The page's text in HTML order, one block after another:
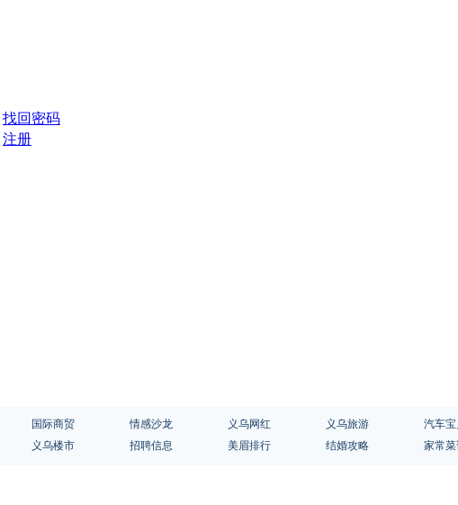
找回密码
注册
国际商贸 情感沙龙 义乌网红 义乌旅游 汽车宝
义乌楼市 招聘信息 美眉排行 结婚攻略 家常